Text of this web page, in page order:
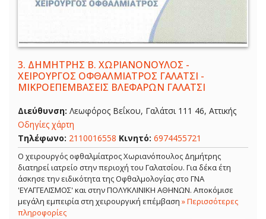
3. ΔΗΜΗΤΡΗΣ Β. ΧΩΡΙΑΝΟΝΟΥΛΟΣ -
ΧΕΙΡΟΥΡΓΟΣ ΟΦΘΑΛΜΙΑΤΡΟΣ ΓΑΛΑΤΣΙ -
ΜΙΚΡΟΕΠΕΜΒΑΣΕΙΣ ΒΛΕΦΑΡΩΝ ΓΑΛΑΤΣΙ
Διεύθυνση: Λεωφόρος Βεΐκου, Γαλάτσι 111 46, Αττικής
Οδηγίες χάρτη
Τηλέφωνο: 2110016558 Κινητό: 6974455721
Ο χειρουργός οφθαλμίατρος Χωριανόπουλος Δημήτρης
διατηρεί ιατρείο στην περιοχή του Γαλατσίου. Για δέκα έτη
άσκησε την ειδικότητα της Οφθαλμολογίας στο ΓΝΑ
'ΕΥΑΓΓΕΛΙΣΜΟΣ' και στην ΠΟΛΥΚΛΙΝΙΚΗ ΑΘΗΝΩΝ. Αποκόμισε
μεγάλη εμπειρία στη χειρουργική επέμβαση » Περισσότερες
πληροφορίες